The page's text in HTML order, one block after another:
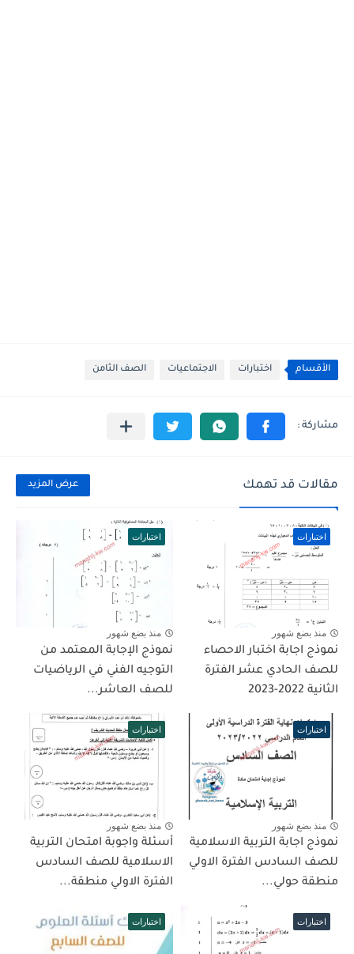
الأقسام اختبارات الاجتماعيات الصف الثامن
مقالات قد تهمك عرض المزيد
اختبارات
منذ بضع شهور
نموذج اجابة اختبار الاحصاء
للصف الحادي عشر الفترة
الثانية 2022-2023
اختبارات
منذ بضع شهور
نموذج الإجابة المعتمد من
التوجيه الفني في الرياضيات
للصف العاشر...
اختبارات
منذ بضع شهور
نموذج اجابة التربية الاسلامية
للصف السادس الفترة الاولي
منطقة حولي...
اختبارات
منذ بضع شهور
أسئلة واجوبة امتحان التربية
الاسلامية للصف السادس
الفترة الاولي منطقة...
اختبارات اختبارات